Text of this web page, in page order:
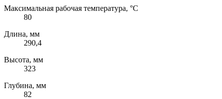
Максимальная рабочая температура, °C
80
Длина, мм
290,4
Высота, мм
323
Глубина, мм
82